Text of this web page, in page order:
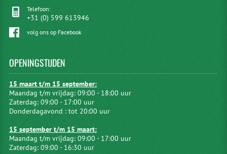
Telefoon:
+31 (0) 599 613946
volg ons op Facebook
OPENINGSTIJDEN
15 maart t/m 15 september:
Maandag t/m vrijdag: 09:00 - 18:00 uur
Zaterdag: 09:00 - 17:00 uur
Donderdagavond : tot 20:00 uur
15 september t/m 15 maart:
Maandag t/m vrijdag: 09:00 - 17:00 uur
Zaterdag: 09:00 - 16:30 uur